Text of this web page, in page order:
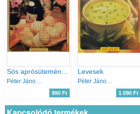
990 Ft
Levesek
1 090 Ft